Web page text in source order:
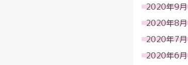
2020年9月
2020年8月
2020年7月
2020年6月